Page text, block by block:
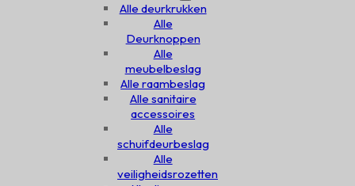
Alle deurkrukken
Alle
Deurknoppen
Alle
meubelbeslag
Alle raambeslag
Alle sanitaire
accessoires
Alle
schuifdeurbeslag
Alle
veiligheidsrozetten